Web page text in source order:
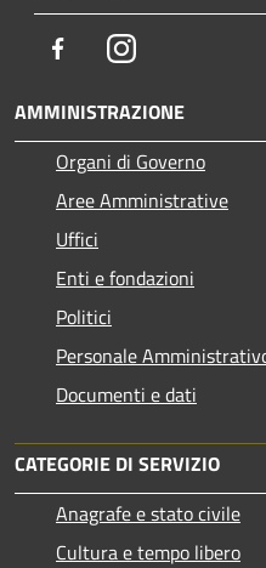
FacebookInstagram
AMMINISTRAZIONE
Organi di Governo
Aree Amministrative
Uffici
Enti e fondazioni
Politici
Personale
Documenti e dati
CATEGORIE DI SERVIZIO
Anagrafe e stato civile
Cultura e tempo libero